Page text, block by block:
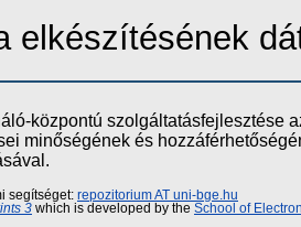
elkészítésének
központú szolgáltatásfejlesztése
minőségének és
segítséget: repozitorium AT uni-bge.hu
3 which is developed by the School of